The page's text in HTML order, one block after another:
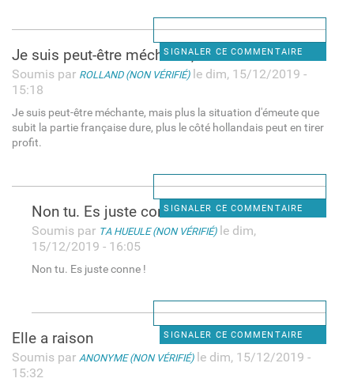
SIGNALER CE COMMENTAIRE
Je suis peut-être méchante,
Soumis par ROLLAND (NON VÉRIFIÉ)le dim, 15/12/2019 -
15:18
Je suis peut-être méchante, mais plus la situation d'émeute que
subit la partie française dure, plus le côté hollandais peut en tirer
profit.
SIGNALER CE COMMENTAIRE
Non tu. Es juste conne !
Soumis par TA HUEULE (NON VÉRIFIÉ)le dim,
15/12/2019 - 16:05
Non tu. Es juste conne !
SIGNALER CE COMMENTAIRE
Elle a raison
Soumis par ANONYME (NON VÉRIFIÉ)le dim, 15/12/2019 -
15:32